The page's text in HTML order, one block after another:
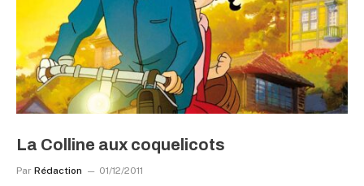
La Colline aux coquelicots
Par Rédaction 01/12/2011